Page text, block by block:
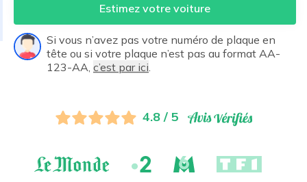
Estimez votre voiture
Si vous n’avez pas votre numéro de plaque en
tête ou si votre plaque n’est pas au format AA-
123-AA, c’est par ici
4.8 / 5